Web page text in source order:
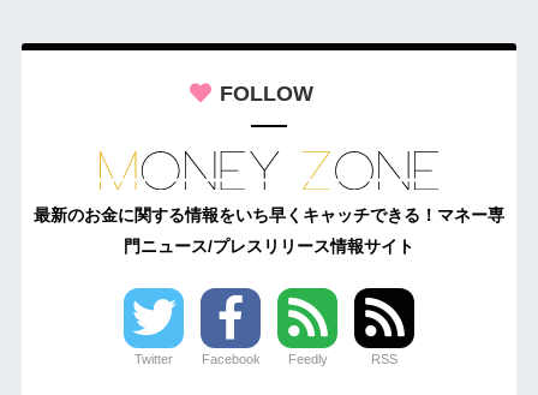
FOLLOW
最新のお金に関する情報をいち早くキャッチできる！マネー専
門ニュース/プレスリリース情報サイト
Twitter Facebook Feedly RSS